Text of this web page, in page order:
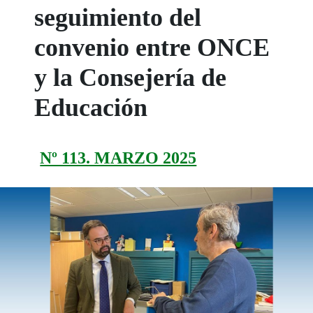
seguimiento del
convenio entre ONCE
y la Consejería de
Educación
Nº 113. MARZO 2025